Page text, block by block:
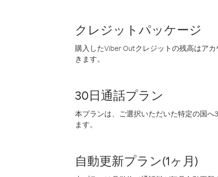
クレジットパッケージ
購入したViber Outクレジットの残高はア
きます。
30日通話プラン
本プランは、ご選択いただいた特定の国
ます。
自動更新プラン(1ヶ月)